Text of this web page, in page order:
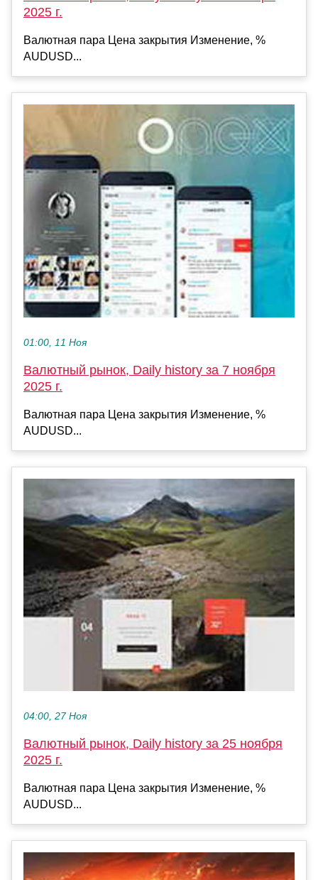
2025 г.
Валютная пара Цена закрытия Изменение, %
AUDUSD...
01:00, 11 Ноя
Валютный рынок, Daily history за 7 ноября
2025 г.
Валютная пара Цена закрытия Изменение, %
AUDUSD...
04:00, 27 Ноя
Валютный рынок, Daily history за 25 ноября
2025 г.
Валютная пара Цена закрытия Изменение, %
AUDUSD...